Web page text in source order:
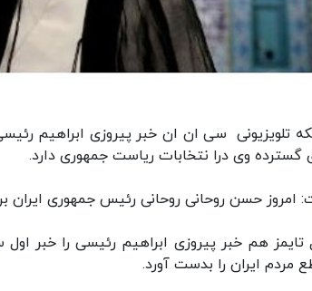
تلویزیونی سی ان ان خبر پیروزی ابراهیم
گسترده وی درا نتخابات ریاست جمهوری دارد.
حسن روحانی روحانی رئیس جمهوری ایران
تایمز هم خبر پیروزی ابراهیم رئیسی را خبر
مردم ایران را بدست آورد.